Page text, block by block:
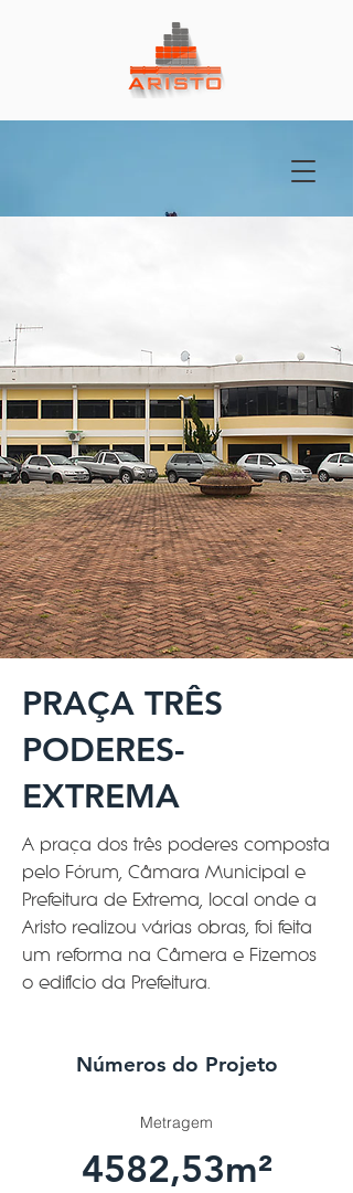
PRAÇA TRÊS
PODERES-
EXTREMA
A praça dos três poderes composta
pelo Fórum, Câmara Municipal e
Prefeitura de Extrema, local onde a
Aristo realizou várias obras, foi feita
um reforma na Câmera e Fizemos
o edifício da Prefeitura.
Números do Projeto
Metragem
4582,53m²